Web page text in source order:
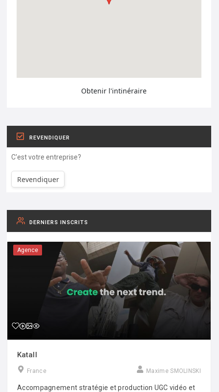
Obtenir l'intinéraire
REVENDIQUER
C'est votre entreprise?
Revendiquer
DERNIERS INSCRITS
Agence
Katall
France Maxime SMOLINSKI
Accompagnement stratégie et production UGC vidéo et